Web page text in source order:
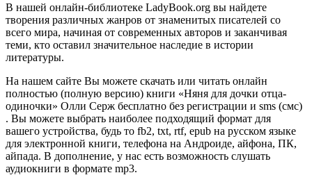
В нашей онлайн-библиотеке LadyBook.org вы найдете
творения различных жанров от знаменитых писателей со
всего мира, начиная от современных авторов и заканчивая
теми, кто оставил значительное наследие в истории
литературы.
На нашем сайте Вы можете скачать или читать онлайн
полностью (полную версию) книги «Няня для дочки отца-
одиночки» Олли Серж бесплатно без регистрации и sms (смс)
. Вы можете выбрать наиболее подходящий формат для
вашего устройства, будь то fb2, txt, rtf, epub на русском языке
для электронной книги, телефона на Андроиде, айфона, ПК,
айпада. В дополнение, у нас есть возможность слушать
аудиокниги в формате mp3.